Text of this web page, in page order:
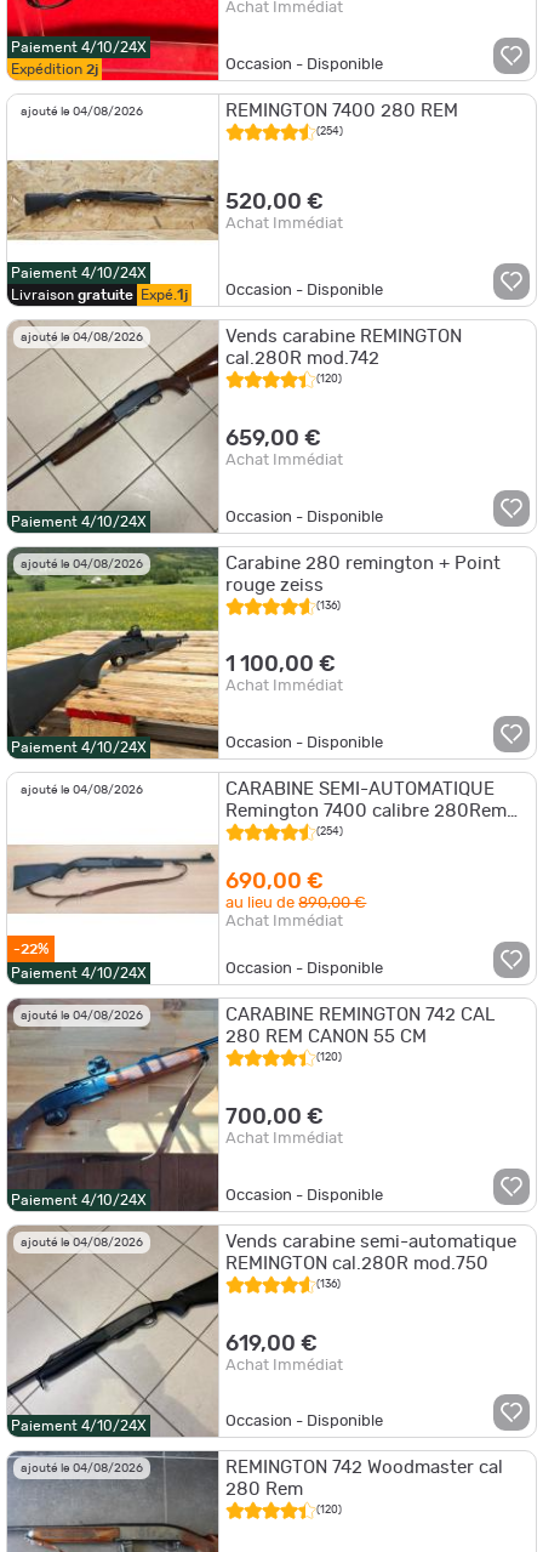
Paiement 4/10/24X
Expédition 2j
Achat Immédiat
Occasion - Disponible
ajouté le 04/08/2026
Paiement 4/10/24X
Livraison gratuite Expé. 1j
REMINGTON 7400 280 REM
(254)
520,00 €
Achat Immédiat
Occasion - Disponible
ajouté le 04/08/2026
Paiement 4/10/24X
Vends carabine REMINGTON
cal.280R mod.742
(120)
659,00 €
Achat Immédiat
Occasion - Disponible
ajouté le 04/08/2026
Paiement 4/10/24X
Carabine 280 remington + Point
rouge zeiss
(136)
1 100,00 €
Achat Immédiat
Occasion - Disponible
ajouté le 04/08/2026
-22%
Paiement 4/10/24X
CARABINE SEMI-AUTOMATIQUE
Remington 7400 calibre 280Rem
avec DOCTER 2 infaillible
(254)
690,00 €
au lieu de890,00 €
Achat Immédiat
Occasion - Disponible
ajouté le 04/08/2026
Paiement 4/10/24X
CARABINE REMINGTON 742 CAL
280 REM CANON 55 CM
(120)
700,00 €
Achat Immédiat
Occasion - Disponible
ajouté le 04/08/2026
Paiement 4/10/24X
Vends carabine semi-automatique
REMINGTON cal.280R mod.750
(136)
619,00 €
Achat Immédiat
Occasion - Disponible
ajouté le 04/08/2026
REMINGTON 742 Woodmaster cal
280 Rem
(120)